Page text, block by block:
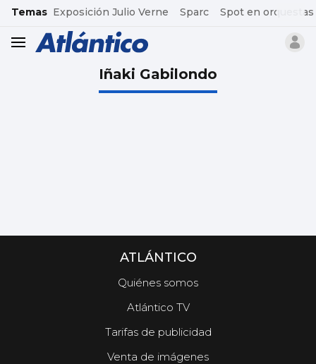
common.go-to-content
Temas Exposición Julio Verne Sparc Spot en orquestas
header.menu.open
Iñaki Gabilondo
ATLÁNTICO
Quiénes somos
Atlántico TV
Tarifas de publicidad
Venta de imágenes